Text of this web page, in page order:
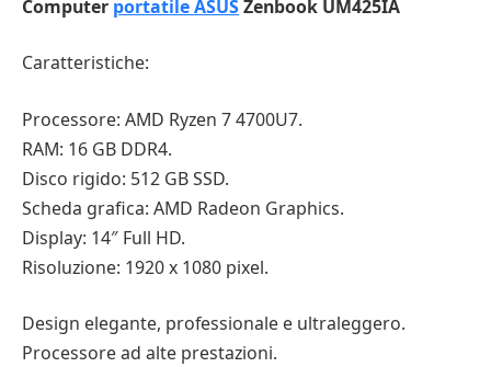
Computer portatile ASUSZenbook UM425IA
Caratteristiche:
Processore: AMD Ryzen 7 4700U7.
RAM: 16 GB DDR4.
Disco rigido: 512 GB SSD.
Scheda grafica: AMD Radeon Graphics.
Display: 14″ Full HD.
Risoluzione: 1920 x 1080 pixel.
Design elegante, professionale e ultraleggero.
Processore ad alte prestazioni.